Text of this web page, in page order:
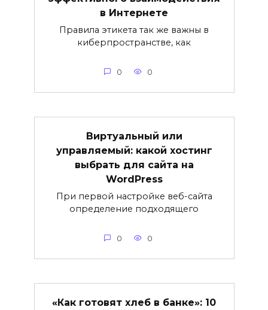
в Интернете
Правила этикета так же важны в
киберпространстве, как
0 0
Виртуальный или
управляемый: какой хостинг
выбрать для сайта на
WordPress
При первой настройке веб-сайта
определение подходящего
0 0
«Как готовят хлеб в банке»: 10